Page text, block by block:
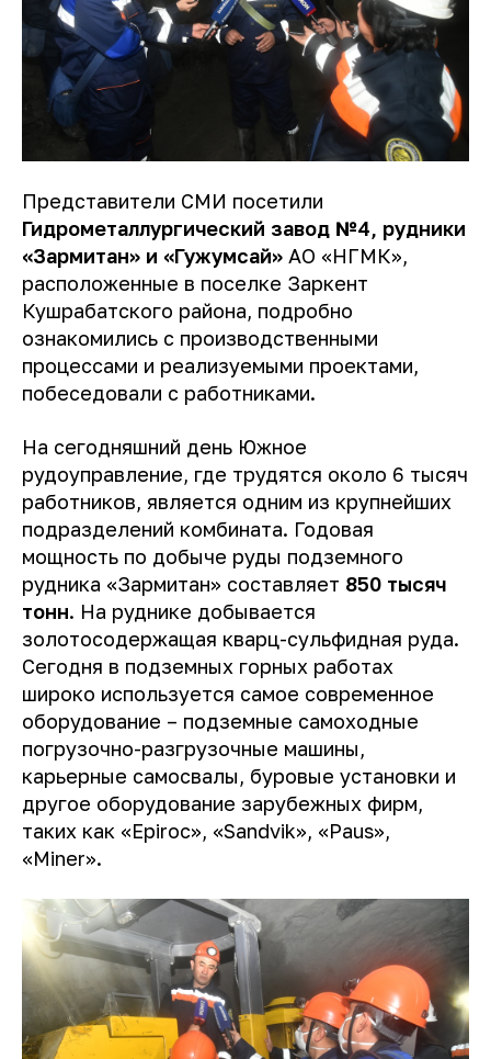
Представители СМИ посетили
Гидрометаллургический завод №4, рудники
«Зармитан» и «Гужумсай» АО «НГМК»,
расположенные в поселке Заркент
Кушрабатского района, подробно
ознакомились с производственными
процессами и реализуемыми проектами,
побеседовали с работниками.
На сегодняшний день Южное
рудоуправление, где трудятся около 6 тысяч
работников, является одним из крупнейших
подразделений комбината. Годовая
мощность по добыче руды подземного
рудника «Зармитан» составляет 850 тысяч
тонн. На руднике добывается
золотосодержащая кварц-сульфидная руда.
Сегодня в подземных горных работах
широко используется самое современное
оборудование – подземные самоходные
погрузочно-разгрузочные машины,
карьерные самосвалы, буровые установки и
другое оборудование зарубежных фирм,
таких как «Epiroc», «Sandvik», «Paus»,
«Miner».